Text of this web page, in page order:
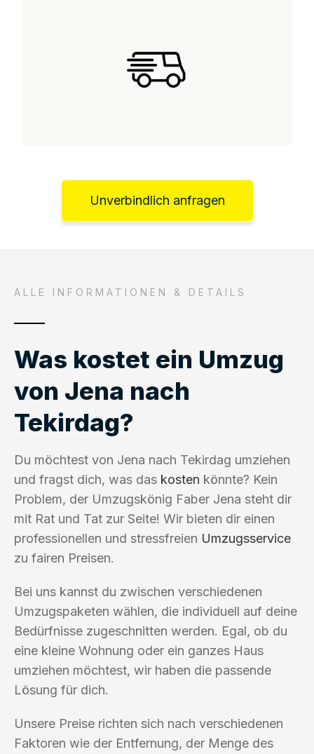
Unverbindlich anfragen
ALLE INFORMATIONEN & DETAILS
Was kostet ein Umzug
von Jena nach
Tekirdag?
Du möchtest von Jena nach Tekirdag umziehen
und fragst dich, was das kosten könnte? Kein
Problem, der Umzugskönig Faber Jena steht dir
mit Rat und Tat zur Seite! Wir bieten dir einen
professionellen und stressfreien Umzugsservice
zu fairen Preisen.
Bei uns kannst du zwischen verschiedenen
Umzugspaketen wählen, die individuell auf deine
Bedürfnisse zugeschnitten werden. Egal, ob du
eine kleine Wohnung oder ein ganzes Haus
umziehen möchtest, wir haben die passende
Lösung für dich.
Unsere Preise richten sich nach verschiedenen
Faktoren wie der Entfernung, der Menge des